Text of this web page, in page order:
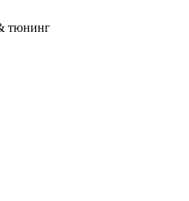
тюнинг